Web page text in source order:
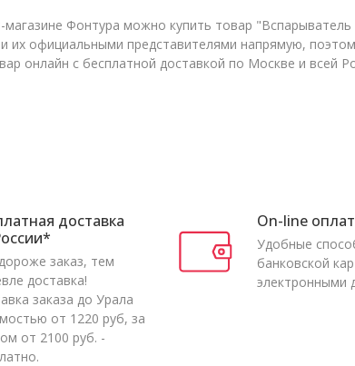
Фонтура можно купить товар
их официальными представителями напрямую,
онлайн с бесплатной доставкой по Москве и
доставка
заказ, тем
доставка!
заказа до Урала
от 1220 руб, за
от 2100 руб. -
On-line
Удобные
банковской
электронными